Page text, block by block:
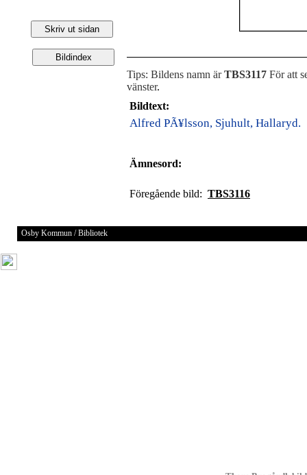
Tips: Bildens namn ärTBS3117 För att
vänster.
Bildtext:
Alfred PÃ¥lsson, Sjuhult, Hallaryd.
Ämnesord:
Föregående bild: TBS3116
Osby Kommun / Bibliotek